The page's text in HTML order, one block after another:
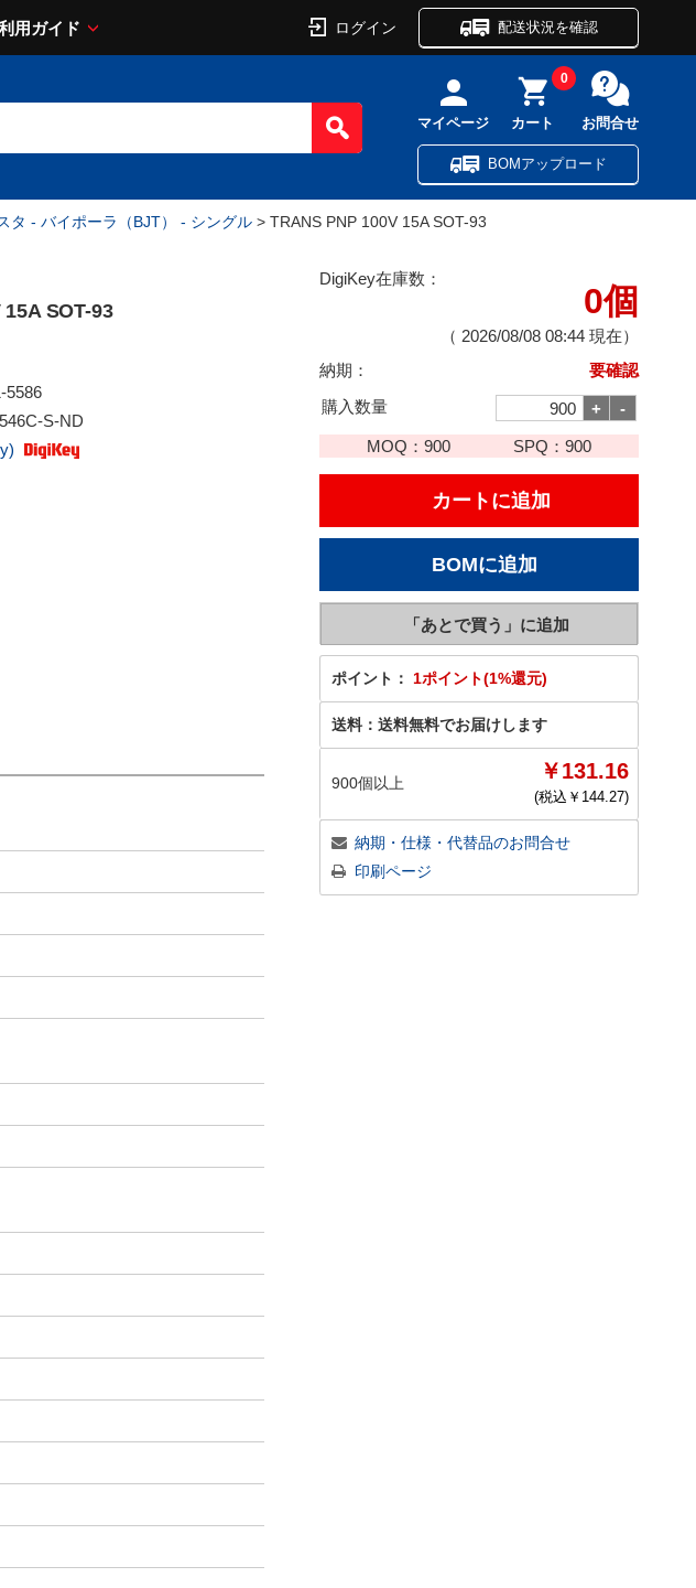
用ガイド ログイン 配送状況を確認
マイページ カート
0
お問合せ
BOMアップロード
タ - バイポーラ（BJT） - シングル > TRANS PNP 100V 15A SOT-93
SOT-93
5586
S-ND
DigiKey在庫数：
0個
（ 2026/08/08 08:44 現在）
納期：
要確認
購入数量
MOQ：900 SPQ： 900
ポイント： 1ポイント(1%還元)
送料： 送料無料でお届けします
900個以上 ￥131.16
(税込￥ 144.27)
納期・仕様・代替品のお問合せ
印刷ページ